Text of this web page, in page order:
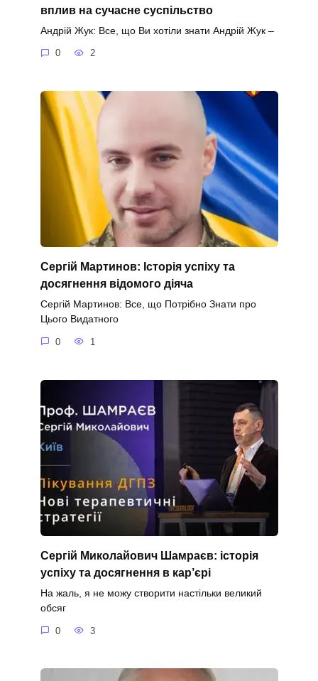
вплив на сучасне суспільство
Андрій Жук: Все, що Ви хотіли знати Андрій Жук –
0 2
Сергій Мартинов: Історія успіху та
досягнення відомого діяча
Сергій Мартинов: Все, що Потрібно Знати про
Цього Видатного
0 1
Сергій Миколайович Шамраєв: історія
успіху та досягнення в кар’єрі
На жаль, я не можу створити настільки великий
обсяг
0 3